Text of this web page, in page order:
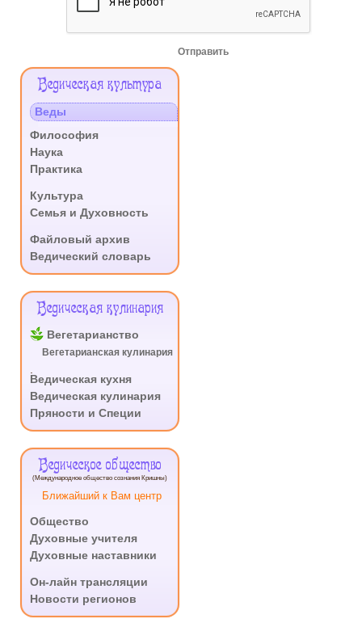
Отправить
Меню
Ведическая культура
Веды
Философия
Наука
Практика
Культура
Семья и Духовность
Файловый архив
Ведический словарь
Ведическая кулинария
Вегетарианство
Вегетарианская кулинария
Ведическая кухня
Ведическая кулинария
Пряности и Специи
Ведическое общество
(Международное общество сознания Кришны)
Ближайший к Вам центр
Общество
Духовные учителя
Духовные наставники
Он-лайн трансляции
Новости регионов